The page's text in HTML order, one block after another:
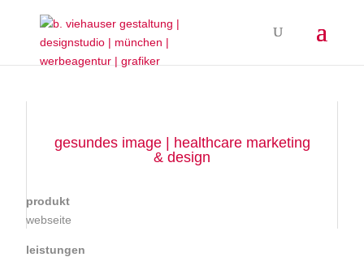
gesundes image | healthcare marketing
& design
produkt
webseite
leistungen